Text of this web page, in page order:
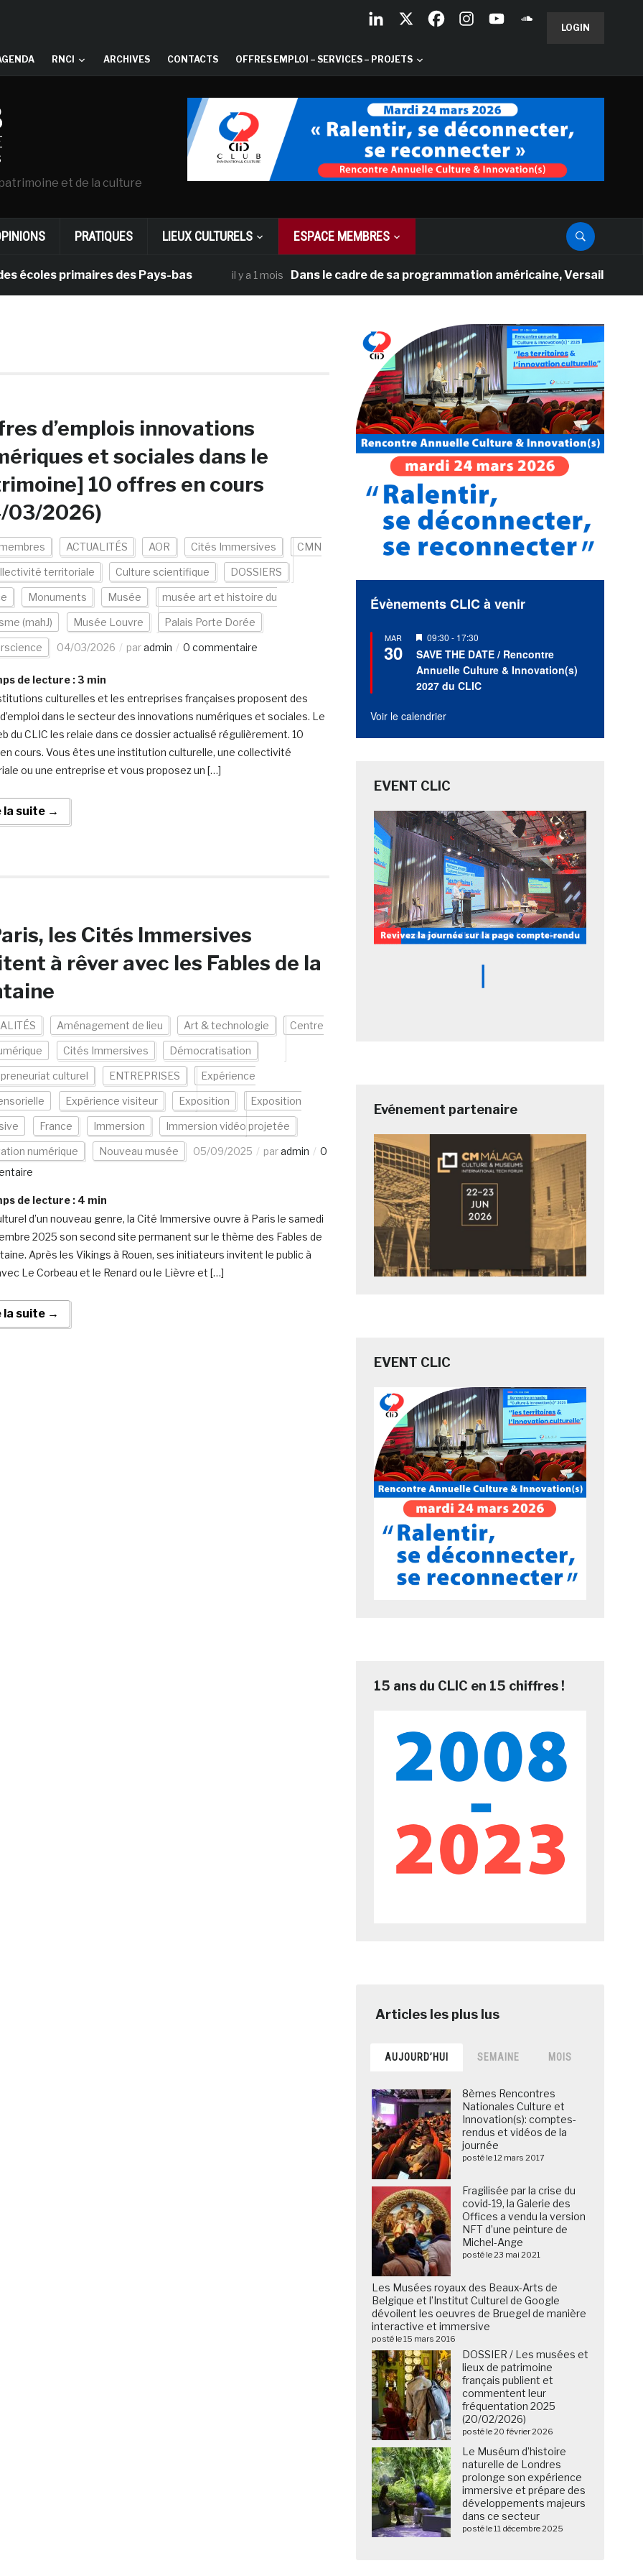
LOGIN
RNCI ARCHIVES CONTACTS OFFRES EMPLOI – SERVICES – PROJETS
et de la culture
PRATIQUES LIEUX CULTURELS ESPACE MEMBRES
primaires des Pays-bas il y a 1 mois Dans le cadre de sa programmation américaine, Versailles
d’emplois innovations
et sociales dans le
10 offres en cours
03/2026)
ACTUALITÉS AOR Cités Immersives CMN
territoriale Culture scientifique DOSSIERS
Monuments Musée musée art et histoire du
(mahJ) Musée Louvre Palais Porte Dorée
04/03/2026 paradmin 0 commentaire
de lecture : 3 min
culturelles et les entreprises françaises proposent des
dans le secteur des innovations numériques et sociales. Le
du CLIC les relaie dans ce dossier actualisé régulièrement. 10
cours. Vous êtes une institution culturelle, une collectivité
ou une entreprise et vous proposez un […]
la suite →
les Cités Immersives
à rêver avec les Fables de la
Aménagement de lieu Art & technologie Centre
Cités Immersives Démocratisation
culturel ENTREPRISES Expérience
Expérience visiteur Exposition Exposition
France Immersion Immersion vidéo projetée
numérique Nouveau musée 05/09/2025 paradmin
0
de lecture : 4 min
d’un nouveau genre, la Cité Immersive ouvre à Paris le samedi
2025 son second site permanent sur le thème des Fables de
Après les Vikings à Rouen, ses initiateurs invitent le public à
Le Corbeau et le Renard ou le Lièvre et […]
la suite →
Évènements CLIC à venir
MAR
30
Mis
en
avant
09:30 - 17:30
SAVE THE DATE / Rencontre
Annuelle Culture & Innovation(s)
2027 du CLIC
Voir le calendrier
EVENT CLIC
Evénement partenaire
EVENT CLIC
15 ans du CLIC en 15 chiffres !
AUJOURD’HUI SEMAINE MOIS
8èmes Rencontres
Nationales Culture et
Innovation(s): comptes-
rendus et vidéos de la
journée
posté le 12 mars 2017
Fragilisée par la crise du
covid-19, la Galerie des
Offices a vendu la version
NFT d’une peinture de
Michel-Ange
posté le 23 mai 2021
Les Musées royaux des Beaux-Arts de
Belgique et l’Institut Culturel de Google
dévoilent les oeuvres de Bruegel de manière
interactive et immersive
posté le 15 mars 2016
DOSSIER / Les musées et
lieux de patrimoine
français publient et
commentent leur
fréquentation 2025
(20/02/2026)
posté le 20 février 2026
Le Muséum d’histoire
naturelle de Londres
prolonge son expérience
immersive et prépare des
développements majeurs
dans ce secteur
posté le 11 décembre 2025